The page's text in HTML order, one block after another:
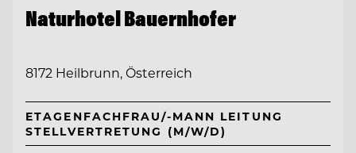
Naturhotel Bauernhofer
8172 Heilbrunn, Österreich
ETAGENFACHFRAU/-MANN LEITUNG
STELLVERTRETUNG (M/W/D)